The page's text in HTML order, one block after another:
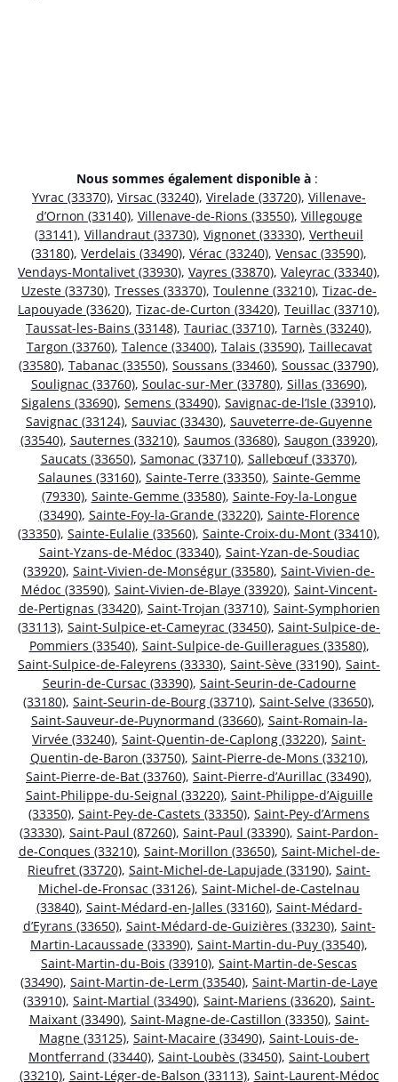
Nous sommes également disponible à :
Yvrac (33370), Virsac (33240), Virelade (33720), Villenave-
d’Ornon (33140), Villenave-de-Rions (33550), Villegouge
(33141), Villandraut (33730), Vignonet (33330), Vertheuil
(33180), Verdelais (33490), Vérac (33240), Vensac (33590),
Vendays-Montalivet (33930), Vayres (33870), Valeyrac (33340),
Uzeste (33730), Tresses (33370), Toulenne (33210), Tizac-de-
Lapouyade (33620), Tizac-de-Curton (33420), Teuillac (33710),
Taussat-les-Bains (33148), Tauriac (33710), Tarnès (33240),
Targon (33760), Talence (33400), Talais (33590), Taillecavat
(33580), Tabanac (33550), Soussans (33460), Soussac (33790),
Soulignac (33760), Soulac-sur-Mer (33780), Sillas (33690),
Sigalens (33690), Semens (33490), Savignac-de-l’Isle (33910),
Savignac (33124), Sauviac (33430), Sauveterre-de-Guyenne
(33540), Sauternes (33210), Saumos (33680), Saugon (33920),
Saucats (33650), Samonac (33710), Sallebœuf (33370),
Salaunes (33160), Sainte-Terre (33350), Sainte-Gemme
(79330), Sainte-Gemme (33580), Sainte-Foy-la-Longue
(33490), Sainte-Foy-la-Grande (33220), Sainte-Florence
(33350), Sainte-Eulalie (33560), Sainte-Croix-du-Mont (33410),
Saint-Yzans-de-Médoc (33340), Saint-Yzan-de-Soudiac
(33920), Saint-Vivien-de-Monségur (33580), Saint-Vivien-de-
Médoc (33590), Saint-Vivien-de-Blaye (33920), Saint-Vincent-
de-Pertignas (33420), Saint-Trojan (33710), Saint-Symphorien
(33113), Saint-Sulpice-et-Cameyrac (33450), Saint-Sulpice-de-
Pommiers (33540), Saint-Sulpice-de-Guilleragues (33580),
Saint-Sulpice-de-Faleyrens (33330), Saint-Sève (33190), Saint-
Seurin-de-Cursac (33390), Saint-Seurin-de-Cadourne
(33180), Saint-Seurin-de-Bourg (33710), Saint-Selve (33650),
Saint-Sauveur-de-Puynormand (33660), Saint-Romain-la-
Virvée (33240), Saint-Quentin-de-Caplong (33220), Saint-
Quentin-de-Baron (33750), Saint-Pierre-de-Mons (33210),
Saint-Pierre-de-Bat (33760), Saint-Pierre-d’Aurillac (33490),
Saint-Philippe-du-Seignal (33220), Saint-Philippe-d’Aiguille
(33350), Saint-Pey-de-Castets (33350), Saint-Pey-d’Armens
(33330), Saint-Paul (87260), Saint-Paul (33390), Saint-Pardon-
de-Conques (33210), Saint-Morillon (33650), Saint-Michel-de-
Rieufret (33720), Saint-Michel-de-Lapujade (33190), Saint-
Michel-de-Fronsac (33126), Saint-Michel-de-Castelnau
(33840), Saint-Médard-en-Jalles (33160), Saint-Médard-
d’Eyrans (33650), Saint-Médard-de-Guizières (33230), Saint-
Martin-Lacaussade (33390), Saint-Martin-du-Puy (33540),
Saint-Martin-du-Bois (33910), Saint-Martin-de-Sescas
(33490), Saint-Martin-de-Lerm (33540), Saint-Martin-de-Laye
(33910), Saint-Martial (33490), Saint-Mariens (33620), Saint-
Maixant (33490), Saint-Magne-de-Castillon (33350), Saint-
Magne (33125), Saint-Macaire (33490), Saint-Louis-de-
Montferrand (33440), Saint-Loubès (33450), Saint-Loubert
(33210), Saint-Léger-de-Balson (33113), Saint-Laurent-Médoc